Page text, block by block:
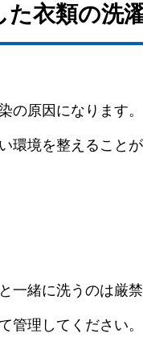
衣類の洗
の原因になります。
環境を整えることが
一緒に洗うのは厳禁
管理してください。